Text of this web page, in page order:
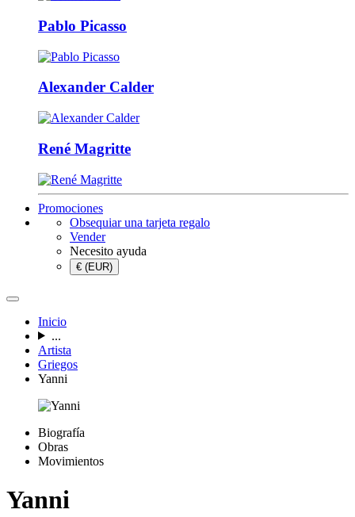
Pablo Picasso
Alexander Calder
René Magritte
Promociones
Obsequiar una tarjeta regalo
Vender
Necesito ayuda
€ (EUR)
Inicio
...
Artista
Griegos
Yanni
Biografía
Obras
Movimientos
Yanni